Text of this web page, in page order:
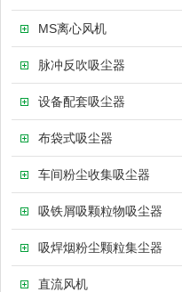
MS离心风机
脉冲反吹吸尘器
设备配套吸尘器
布袋式吸尘器
车间粉尘收集吸尘器
吸铁屑吸颗粒物吸尘器
吸焊烟粉尘颗粒集尘器
直流风机